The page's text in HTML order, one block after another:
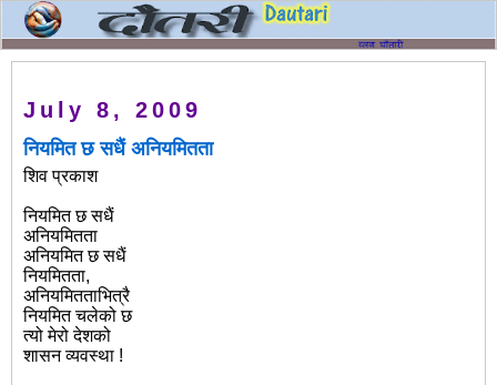
July 8, 2009
नियमित छ सधैं अनियमितता
शिव प्रकाश
नियमित छ सधैं
अनियमितता
अनियमित छ सधैं
नियमितता,
अनियमितताभित्रै
नियमित चलेको छ
त्यो मेरो देशको
शासन व्यवस्था !